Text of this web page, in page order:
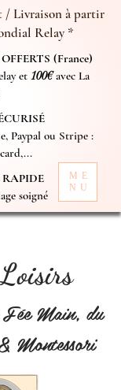
Livraison à partir
Relay *
(France)
et 100€avec La
Paypal ou Stripe :
soigné
ME
NU
Main, du
Montessori